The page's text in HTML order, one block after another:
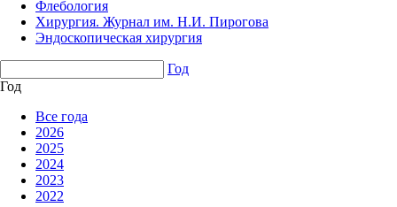
Флебология
Хирургия. Журнал им. Н.И. Пирогова
Эндоскопическая хирургия
Год
Год
Все года
2026
2025
2024
2023
2022